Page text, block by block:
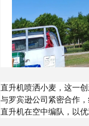
直升机喷洒小麦，这一
与罗宾逊公司紧密合作
直升机在空中编队，以